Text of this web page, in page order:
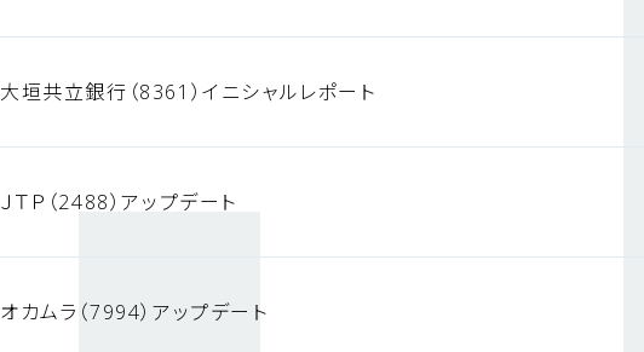
大垣共立銀行（8361）イニシャルレポート
ＪＴＰ（2488）アップデート
オカムラ（7994）アップデート